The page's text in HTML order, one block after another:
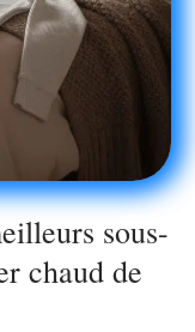
sous-
chaud de